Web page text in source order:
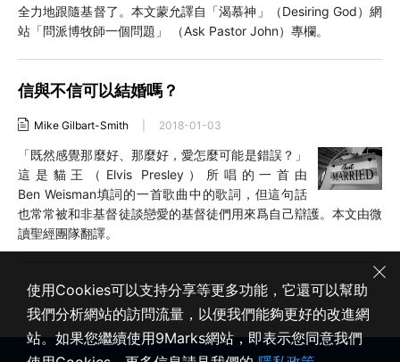
全力地跟隨基督了。本文蒙允譯自「渴慕神」（Desiring God）網
站「問派博牧師一個問題」 （Ask Pastor John）專欄。
信與不信可以結婚嗎？
Mike Gilbart-Smith 2018-01-03
「既然感覺那麼好、那麼好，愛怎麼可能是錯誤？」
這是貓王（Elvis Presley）所唱的一首由
Ben Weisman填詞的一首歌曲中的歌詞，但這句話
也常常被和非基督徒談戀愛的基督徒們用來爲自己辯護。本文由微
讀聖經團隊翻譯。
使用Cookies可以支持分享等更多功能，它還可以幫助
我們分析網站的訪問流量，以便我們能夠更好的改進網
站。如果您繼續使用9Marks網站，即表示您同意我們